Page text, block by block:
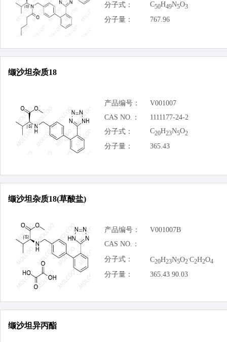
分子式：
C50H49N5O3
分子量： 767.96
缬沙坦杂质18
产品编号：
V001007
CAS NO.：
1111177-24-2
分子式：
C20H23N5O2
分子量： 365.43
缬沙坦杂质18(草酸盐)
产品编号：
V001007B
CAS NO.：
分子式：
C20H23N5O2
.C2H2O4
分子量： 365.43 90.03
缬沙坦异丙酯